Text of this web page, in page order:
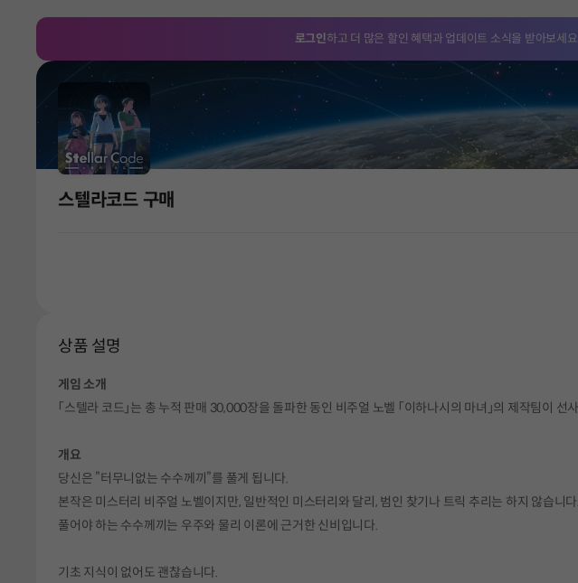
로그인하고 더 많은 할인 혜택과 업데이트 소식을 받아보세
스텔라코드 구매
상품 설명
게임 소개
「스텔라 코드」는 총 누적 판매 30,000장을 돌파한 동인 비주얼 노벨 「이하나시의 마녀」의 제작팀이
개요
당신은 ”터무니없는 수수께끼”를 풀게 됩니다.
본작은 미스터리 비주얼 노벨이지만, 일반적인 미스터리와 달리, 범인 찾기나 트릭 추리는 하지 않습니다.
풀어야 하는 수수께끼는 우주와 물리 이론에 근거한 신비입니다.
기초 지식이 없어도 괜찮습니다.